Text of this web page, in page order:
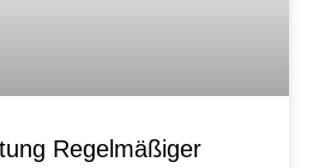
Regelmäßiger